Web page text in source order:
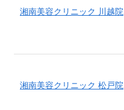
湘南美容クリニック 川越院
湘南美容クリニック 松戸院